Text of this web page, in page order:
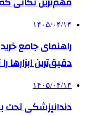
۱۴۰۵/۰۴/۱۴
راهنمای جامع
دقیق‌ترین ابزارها
۱۴۰۵/۰۴/۱۳
دندانپزشکی